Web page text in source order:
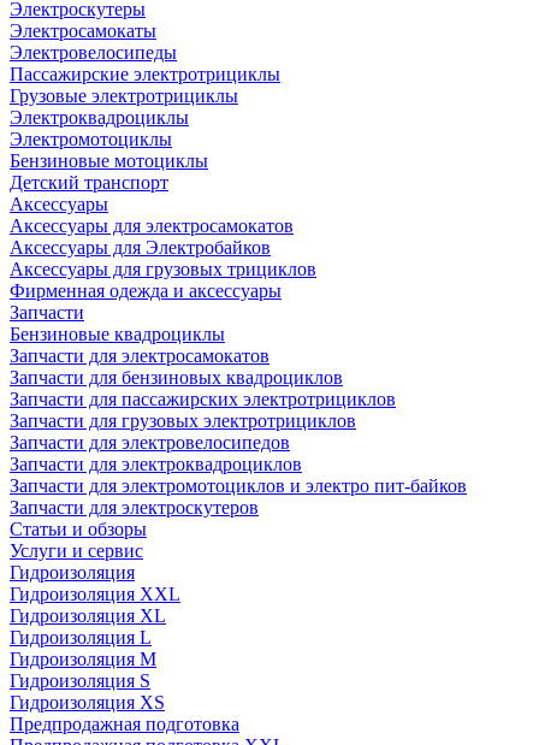
Электроскутеры
Электросамокаты
Электровелосипеды
Пассажирские электротрициклы
Грузовые электротрициклы
Электроквадроциклы
Электромотоциклы
Бензиновые мотоциклы
Детский транспорт
Аксессуары
Аксессуары для электросамокатов
Аксессуары для Электробайков
Аксессуары для грузовых трициклов
Фирменная одежда и аксессуары
Запчасти
Бензиновые квадроциклы
Запчасти для электросамокатов
Запчасти для бензиновых квадроциклов
Запчасти для пассажирских электротрициклов
Запчасти для грузовых электротрициклов
Запчасти для электровелосипедов
Запчасти для электроквадроциклов
Запчасти для электромотоциклов и электро пит-байков
Запчасти для электроскутеров
Статьи и обзоры
Услуги и сервис
Гидроизоляция
Гидроизоляция XXL
Гидроизоляция XL
Гидроизоляция L
Гидроизоляция M
Гидроизоляция S
Гидроизоляция XS
Предпродажная подготовка